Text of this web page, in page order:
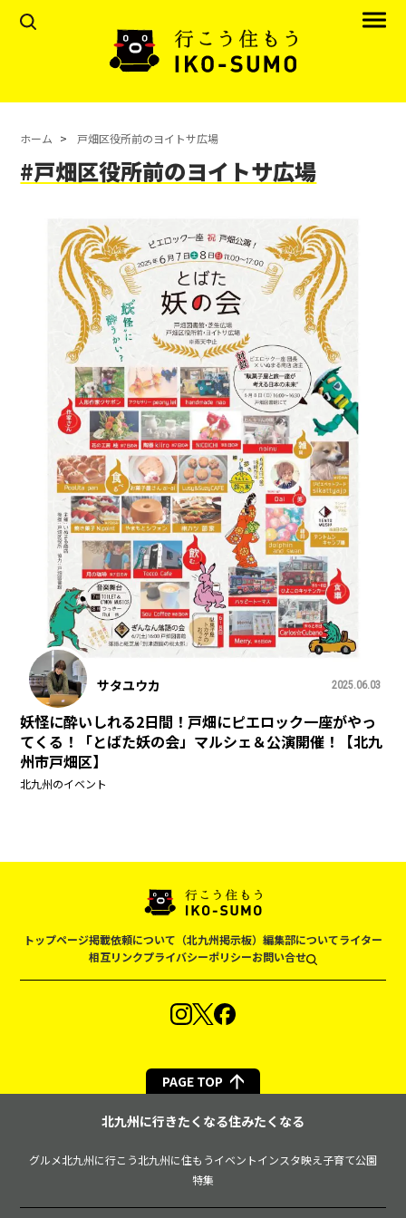
ホーム 戸畑区役所前のヨイトサ広場
#戸畑区役所前のヨイトサ広場
サタユウカ 2025.06.03
妖怪に酔いしれる2日間！戸畑にピエロック一座がやっ
てくる！「とばた妖の会」マルシェ＆公演開催！【北九
州市戸畑区】
北九州のイベント
トップページ掲載依頼について（北九州掲示板） 編集部についてライター
相互リンクプライバシーポリシーお問い合せ
PAGE TOP
北九州に行きたくなる住みたくなる
グルメ北九州に行こう北九州に住もうイベントインスタ映え子育て公園
特集